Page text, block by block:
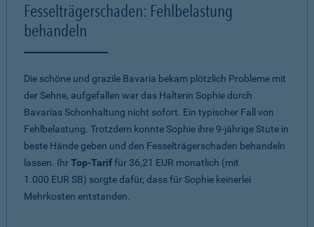
Fesselträgerschaden: Fehlbelastung
behandeln
Die schöne und grazile Bavaria bekam plötzlich Probleme mit
der Sehne, aufgefallen war das Halterin Sophie durch
Bavarias Schonhaltung nicht sofort. Ein typischer Fall von
Fehlbelastung. Trotzdem konnte Sophie ihre 9-jährige Stute in
beste Hände geben und den Fesselträgerschaden behandeln
lassen. IhrTop-Tariffür 36,21 EUR monatlich (mit
1.000 EUR SB) sorgte dafür, dass für Sophie keinerlei
Mehrkosten entstanden.